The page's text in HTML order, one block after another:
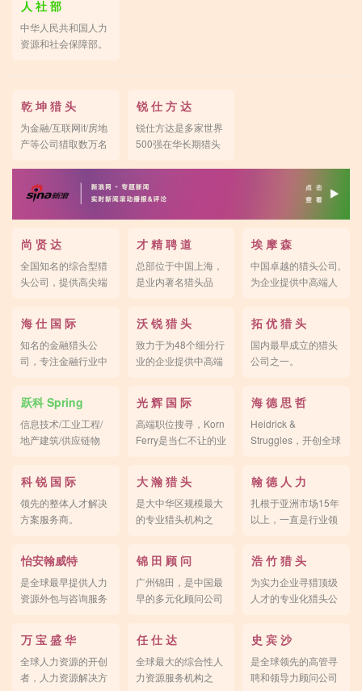
人 社 部
中华人民共和国人力
资源和社会保障部。
乾 坤 猎 头
为金融/互联网it/房地
产等公司猎取数万名
锐 仕 方 达
锐仕方达是多家世界
500强在华长期猎头
尚 贤 达
全国知名的综合型猎
头公司，提供高尖端
才 精 聘 道
总部位于中国上海，
是业内著名猎头品
埃 摩 森
中国卓越的猎头公司,
为企业提供中高端人
海 仕 国 际
知名的金融猎头公
司，专注金融行业中
沃 锐 猎 头
致力于为48个细分行
业的企业提供中高端
拓 优 猎 头
国内最早成立的猎头
公司之一。
跃科 Spring
信息技术/工业工程/
地产建筑/供应链物
光 辉 国 际
高端职位搜寻，Korn
Ferry是当仁不让的业
海 德 思 哲
Heidrick &
Struggles，开创全球
科 锐 国 际
领先的整体人才解决
方案服务商。
大 瀚 猎 头
是大中华区规模最大
的专业猎头机构之
翰 德 人 力
扎根于亚洲市场15年
以上，一直是行业领
怡安翰威特
是全球最早提供人力
资源外包与咨询服务
锦 田 顾 问
广州锦田，是中国最
早的多元化顾问公司
浩 竹 猎 头
为实力企业寻猎顶级
人才的专业化猎头公
万 宝 盛 华
全球人力资源的开创
者，人力资源解决方
任 仕 达
全球最大的综合性人
力资源服务机构之
史 宾 沙
是全球领先的高管寻
聘和领导力顾问公司